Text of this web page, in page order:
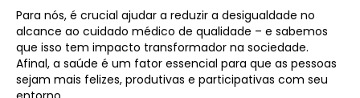
Para nós, é crucial ajudar a reduzir a desigualdade no
alcance ao cuidado médico de qualidade – e sabemos
que isso tem impacto transformador na sociedade.
Afinal, a saúde é um fator essencial para que as pessoas
sejam mais felizes, produtivas e participativas com seu